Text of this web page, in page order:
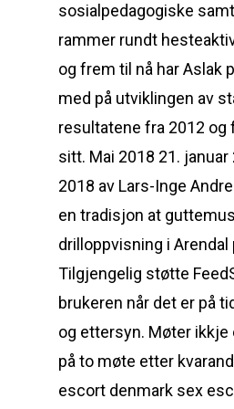
sosialpedagogiske
rammer rundt
og frem til nå har Aslak
med på utviklingen av
resultatene fra 2012 og
sitt. Mai 2018 21. januar
2018 av Lars-Inge
en tradisjon at
drilloppvisning i Arendal
Tilgjengelig støtte
brukeren når det er på
og ettersyn. Møter ikkje
på to møte etter
escort denmark sex